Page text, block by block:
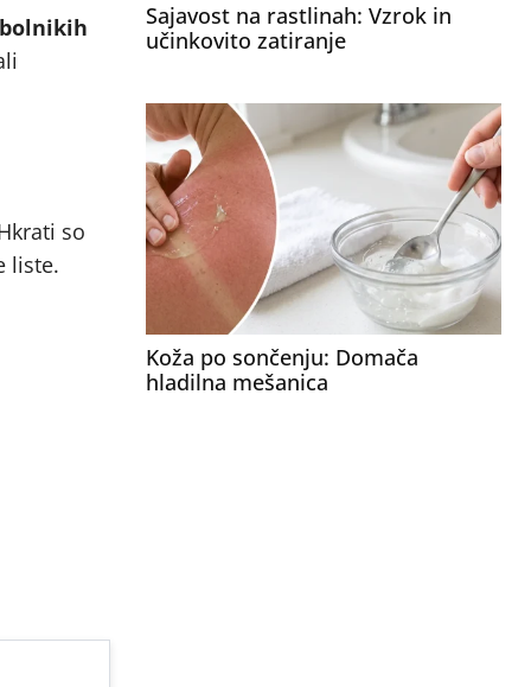
so
liste.
Sajavost na rastlinah: Vzrok in
učinkovito zatiranje
Koža po sončenju: Domača
hladilna mešanica